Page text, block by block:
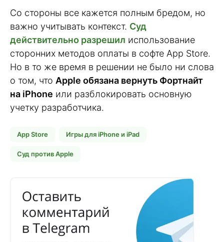
Со стороны все кажется полным бредом, но
важно учитывать контекст. Суд
действительно разрешил использование
сторонних методов оплаты в софте App Store.
Но в то же время в решении не было ни слова
о том, что Apple обязана вернуть Фортнайт
на iPhone или разблокировать основную
учетку разработчика.
App Store Игры для iPhone и iPad
Суд против Apple